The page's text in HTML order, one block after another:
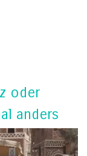
oder
anders